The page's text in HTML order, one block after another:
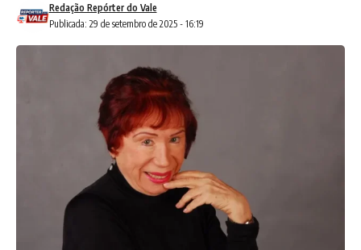
Publicada: 29 de setembro de 2025 - 16:19
Redação Repórter do Vale